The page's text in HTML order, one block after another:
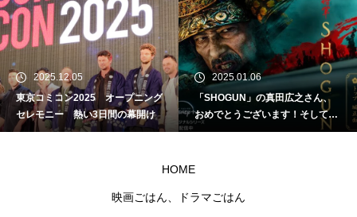
2025.12.05
東京コミコン2025 オープニング
セレモニー 熱い3日間の幕開け
2025.01.06
「SHOGUN」の真田広之さん、
おめでとうございます！そして、
ありがとう！
HOME
映画ごはん、ドラマごはん